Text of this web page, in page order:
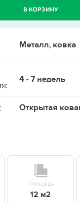
В КОРЗИНУ
Металл, ковка
4 - 7 недель
Открытая
Площадь
12 м2